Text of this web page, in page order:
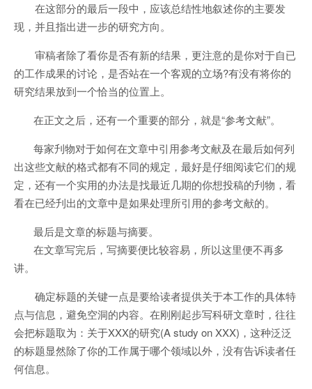
在这部分的最后一段中，应该总结性地叙述你的主要发
现，并且指出进一步的研究方向。
审稿者除了看你是否有新的结果，更注意的是你对于自已
的工作成果的讨论，是否站在一个客观的立场?有没有将你的
研究结果放到一个恰当的位置上。
在正文之后，还有一个重要的部分，就是“参考文献”。
每家刋物对于如何在文章中引用参考文献及在最后如何列
出这些文献的格式都有不同的规定，最好是仔细阅读它们的规
定，还有一个实用的办法是找最近几期的你想投稿的刋物，看
看在已经刋出的文章中是如果处理所引用的参考文献的。
最后是文章的标题与摘要。
在文章写完后，写摘要便比较容易，所以这里便不再多
讲。
确定标题的关键一点是要给读者提供关于本工作的具体特
点与信息，避免空洞的内容。在刚刚起步写科研文章时，往往
会把标题取为：关于XXX的研究(A study on XXX)，这种泛泛
的标题显然除了你的工作属于哪个领域以外，没有告诉读者任
何信息。